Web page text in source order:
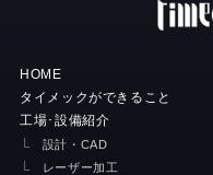
HOME
タイメックができること
工場･設備紹介
設計・CAD
レーザー加工